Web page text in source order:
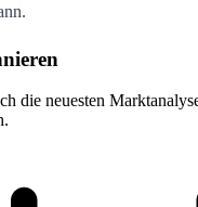
die neuesten